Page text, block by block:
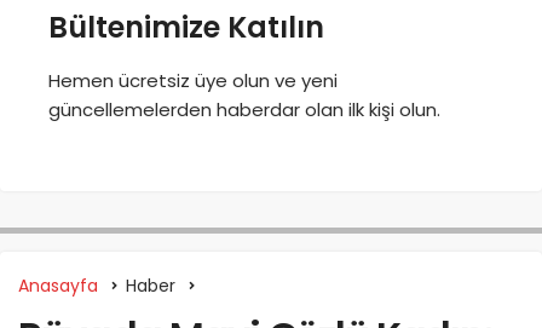
Bültenimize Katılın
Hemen ücretsiz üye olun ve yeni
güncellemelerden haberdar olan ilk kişi olun.
Anasayfa Haber